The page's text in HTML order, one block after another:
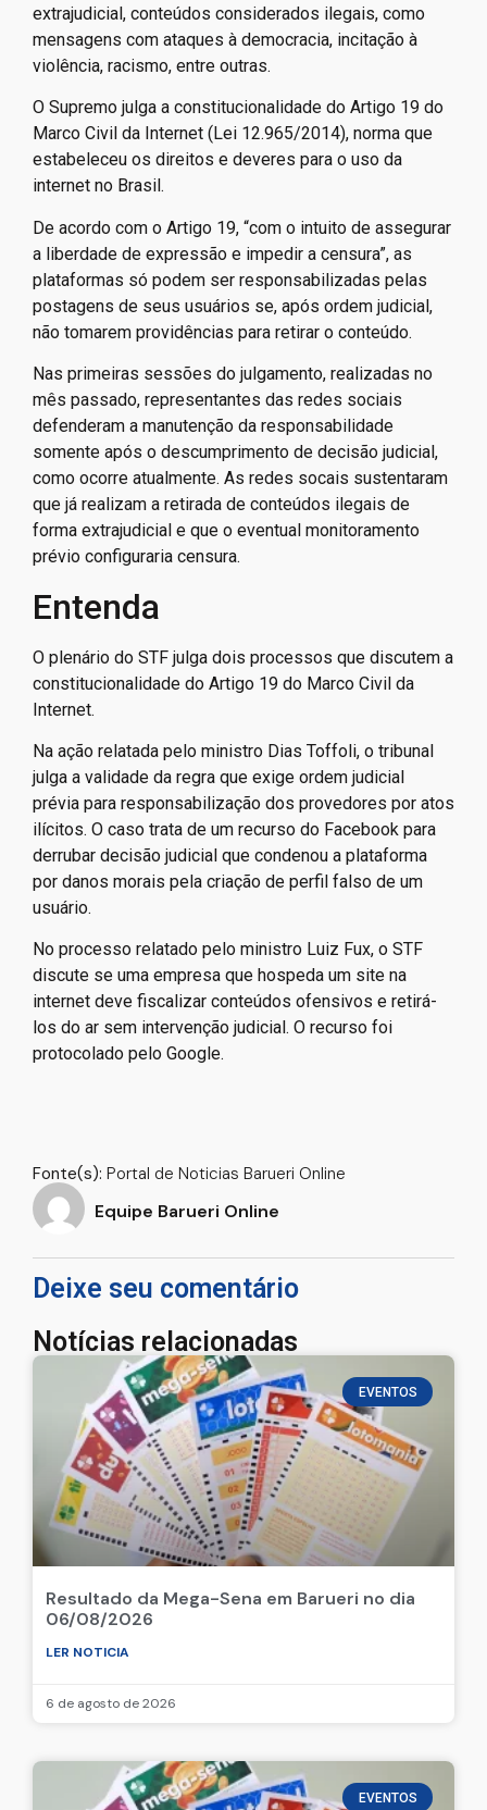
extrajudicial, conteúdos considerados ilegais, como
mensagens com ataques à democracia, incitação à
violência, racismo, entre outras.
O Supremo julga a constitucionalidade do Artigo 19 do
Marco Civil da Internet (Lei 12.965/2014), norma que
estabeleceu os direitos e deveres para o uso da
internet no Brasil.
De acordo com o Artigo 19, “com o intuito de assegurar
a liberdade de expressão e impedir a censura”, as
plataformas só podem ser responsabilizadas pelas
postagens de seus usuários se, após ordem judicial,
não tomarem providências para retirar o conteúdo.
Nas primeiras sessões do julgamento, realizadas no
mês passado, representantes das redes sociais
defenderam a manutenção da responsabilidade
somente após o descumprimento de decisão judicial,
como ocorre atualmente. As redes socais sustentaram
que já realizam a retirada de conteúdos ilegais de
forma extrajudicial e que o eventual monitoramento
prévio configuraria censura.
Entenda
O plenário do STF julga dois processos que discutem a
constitucionalidade do Artigo 19 do Marco Civil da
Internet.
Na ação relatada pelo ministro Dias Toffoli, o tribunal
julga a validade da regra que exige ordem judicial
prévia para responsabilização dos provedores por atos
ilícitos. O caso trata de um recurso do Facebook para
derrubar decisão judicial que condenou a plataforma
por danos morais pela criação de perfil falso de um
usuário.
No processo relatado pelo ministro Luiz Fux, o STF
discute se uma empresa que hospeda um site na
internet deve fiscalizar conteúdos ofensivos e retirá-
los do ar sem intervenção judicial. O recurso foi
protocolado pelo Google.
Fonte(s): Portal de Noticias Barueri Online
Equipe Barueri Online
Deixe seu comentário
Notícias relacionadas
EVENTOS
Resultado da Mega-Sena em Barueri no dia
06/08/2026
LER NOTICIA
6 de agosto de 2026
EVENTOS